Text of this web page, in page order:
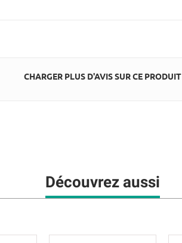
CHARGER PLUS D'AVIS SUR CE PRODUIT
Découvrez aussi